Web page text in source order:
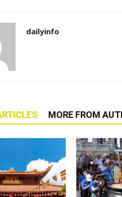
dailyinfo
MORE FROM